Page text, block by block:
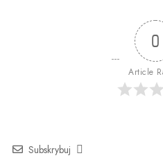
0
Article
Subskrybuj